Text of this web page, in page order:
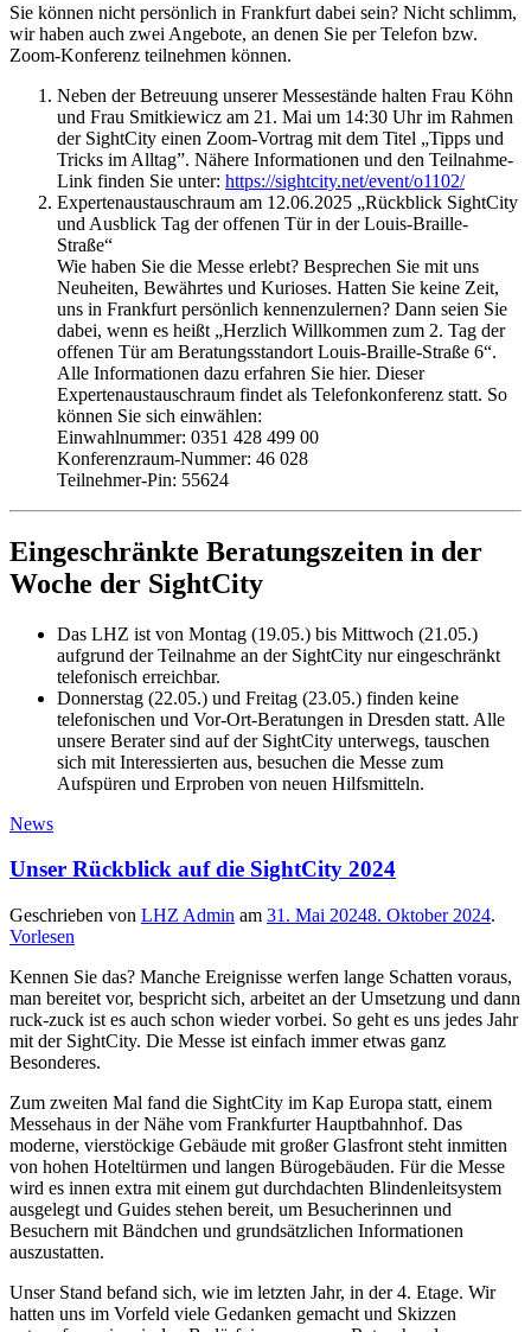
Sie können nicht persönlich in Frankfurt dabei sein? Nicht schlimm,
wir haben auch zwei Angebote, an denen Sie per Telefon bzw.
Zoom-Konferenz teilnehmen können.
Neben der Betreuung unserer Messestände halten Frau Köhn
und Frau Smitkiewicz am 21. Mai um 14:30 Uhr im Rahmen
der SightCity einen Zoom-Vortrag mit dem Titel „Tipps und
Tricks im Alltag”. Nähere Informationen und den Teilnahme-
Link finden Sie unter: https://sightcity.net/event/o1102/
Expertenaustauschraum am 12.06.2025 „Rückblick SightCity
und Ausblick Tag der offenen Tür in der Louis-Braille-
Straße“
Wie haben Sie die Messe erlebt? Besprechen Sie mit uns
Neuheiten, Bewährtes und Kurioses. Hatten Sie keine Zeit,
uns in Frankfurt persönlich kennenzulernen? Dann seien Sie
dabei, wenn es heißt „Herzlich Willkommen zum 2. Tag der
offenen Tür am Beratungsstandort Louis-Braille-Straße 6“.
Alle Informationen dazu erfahren Sie hier. Dieser
Expertenaustauschraum findet als Telefonkonferenz statt. So
können Sie sich einwählen:
Einwahlnummer: 0351 428 499 00
Konferenzraum-Nummer: 46 028
Teilnehmer-Pin: 55624
Eingeschränkte Beratungszeiten in der
Woche der SightCity
Das LHZ ist von Montag (19.05.) bis Mittwoch (21.05.)
aufgrund der Teilnahme an der SightCity nur eingeschränkt
telefonisch erreichbar.
Donnerstag (22.05.) und Freitag (23.05.) finden keine
telefonischen und Vor-Ort-Beratungen in Dresden statt. Alle
unsere Berater sind auf der SightCity unterwegs, tauschen
sich mit Interessierten aus, besuchen die Messe zum
Aufspüren und Erproben von neuen Hilfsmitteln.
News
Unser Rückblick auf die SightCity 2024
Geschrieben von LHZ Admin am 31. Mai 20248. Oktober 2024.
Vorlesen
Kennen Sie das? Manche Ereignisse werfen lange Schatten voraus,
man bereitet vor, bespricht sich, arbeitet an der Umsetzung und dann
ruck-zuck ist es auch schon wieder vorbei. So geht es uns jedes Jahr
mit der SightCity. Die Messe ist einfach immer etwas ganz
Besonderes.
Zum zweiten Mal fand die SightCity im Kap Europa statt, einem
Messehaus in der Nähe vom Frankfurter Hauptbahnhof. Das
moderne, vierstöckige Gebäude mit großer Glasfront steht inmitten
von hohen Hoteltürmen und langen Bürogebäuden. Für die Messe
wird es innen extra mit einem gut durchdachten Blindenleitsystem
ausgelegt und Guides stehen bereit, um Besucherinnen und
Besuchern mit Bändchen und grundsätzlichen Informationen
auszustatten.
Unser Stand befand sich, wie im letzten Jahr, in der 4. Etage. Wir
hatten uns im Vorfeld viele Gedanken gemacht und Skizzen